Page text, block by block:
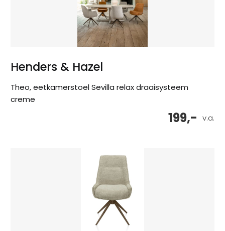
Henders & Hazel
Theo, eetkamerstoel Sevilla relax draaisysteem
creme
v.a.
199,-